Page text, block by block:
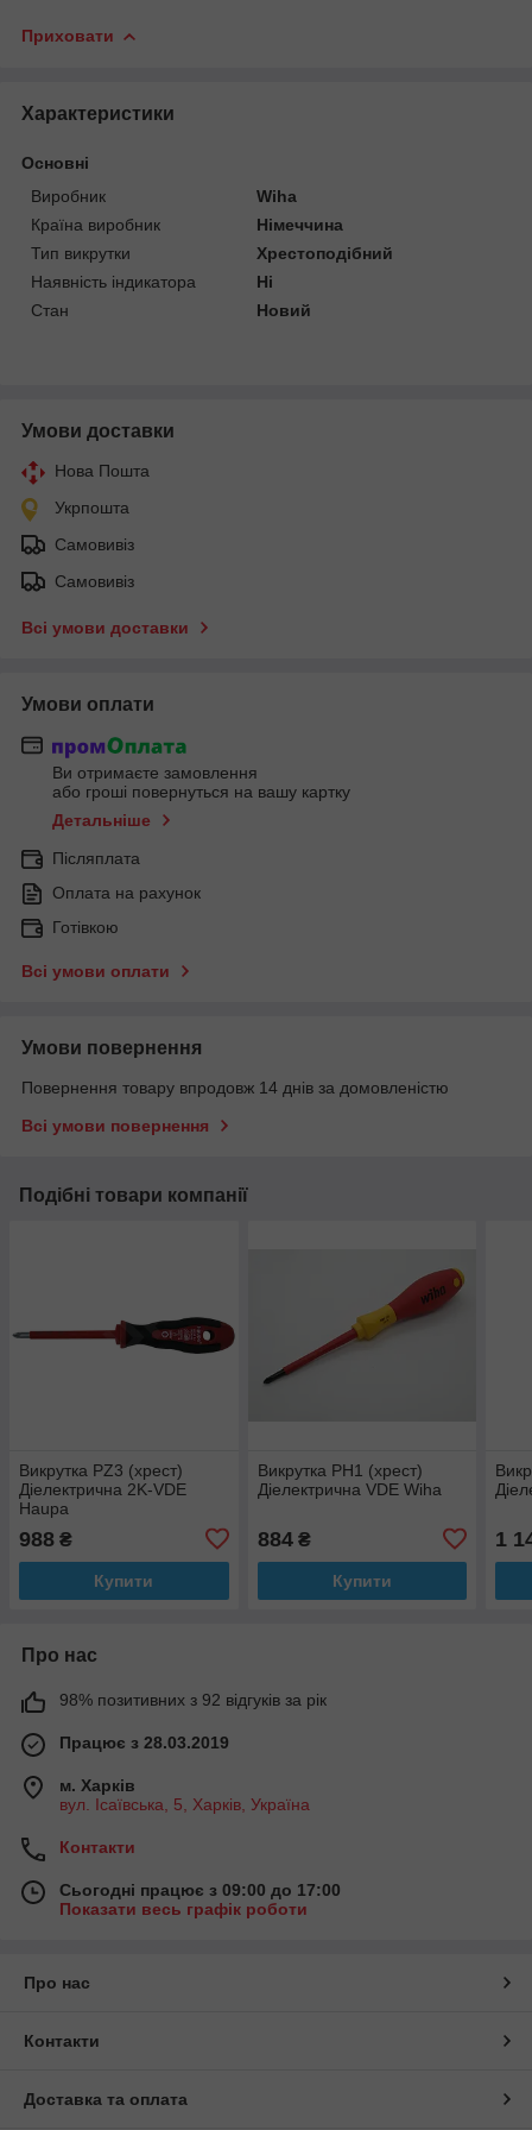
Приховати
Характеристики
Основні
Виробник
Wiha
Країна виробник
Німеччина
Тип викрутки
Хрестоподібний
Наявність індикатора
Ні
Стан
Новий
Умови доставки
Нова Пошта
Укрпошта
Самовивіз
Самовивіз
Всі умови доставки
Умови оплати
Ви отримаєте замовлення
або гроші повернуться на вашу картку
Детальніше
Післяплата
Оплата на рахунок
Готівкою
Всі умови оплати
Умови повернення
Повернення товару впродовж 14 днів за домовленістю
Всі умови повернення
Подібні товари компанії
Викрутка PZ3 (хрест)
Діелектрична 2K-VDE
Haupa
988 ₴
Купити
Викрутка PH1 (хрест)
Діелектрична VDE Wiha
884₴
Купити
1
Про нас
98% позитивних з 92 відгуків за рік
Працює з 28.03.2019
м. Харків
вул. Ісаївська, 5, Харків, Україна
Контакти
Сьогодні працює з 09:00 до 17:00
Показати весь графік роботи
Про нас
Контакти
Доставка та оплата